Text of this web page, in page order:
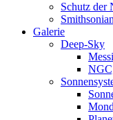
Schutz der
Galerie
Deep-Sky
Mond